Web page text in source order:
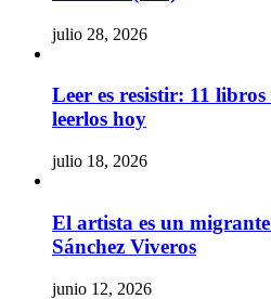
julio 28, 2026
Leer es resistir: 11
leerlos hoy
julio 18, 2026
El artista es un
Sánchez Viveros
junio 12, 2026